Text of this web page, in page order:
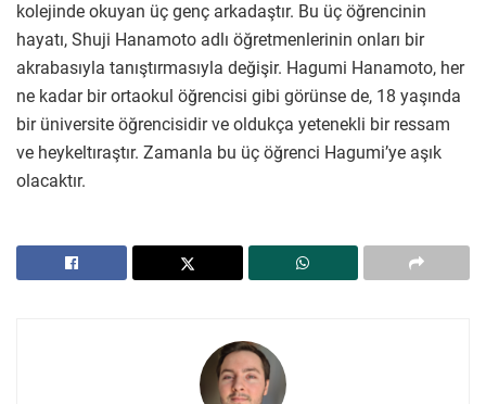
kolejinde okuyan üç genç arkadaştır. Bu üç öğrencinin
hayatı, Shuji Hanamoto adlı öğretmenlerinin onları bir
akrabasıyla tanıştırmasıyla değişir. Hagumi Hanamoto, her
ne kadar bir ortaokul öğrencisi gibi görünse de, 18 yaşında
bir üniversite öğrencisidir ve oldukça yetenekli bir ressam
ve heykeltıraştır. Zamanla bu üç öğrenci Hagumi’ye aşık
olacaktır.